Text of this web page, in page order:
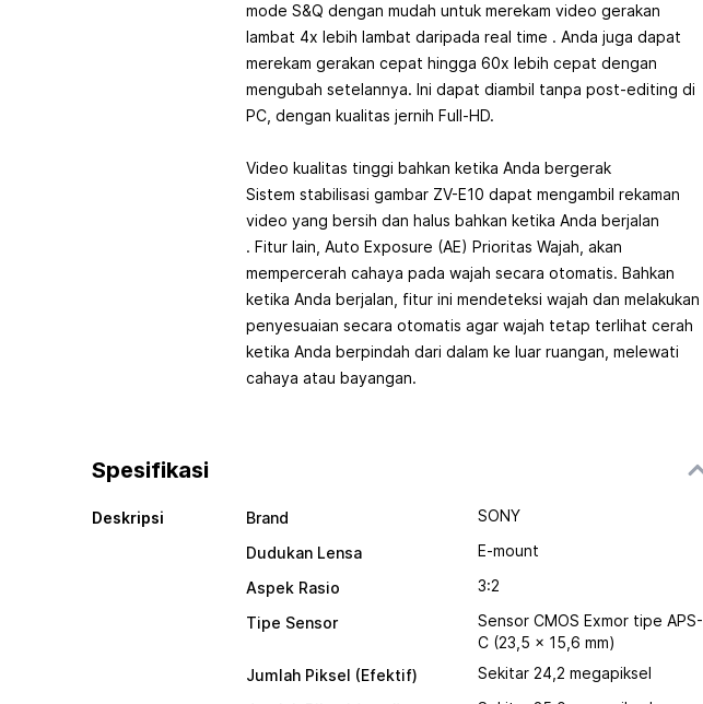
mode S&Q dengan mudah untuk merekam video gerakan
lambat 4x lebih lambat daripada real time . Anda juga dapat
merekam gerakan cepat hingga 60x lebih cepat dengan
mengubah setelannya. Ini dapat diambil tanpa post-editing di
PC, dengan kualitas jernih Full-HD.
Video kualitas tinggi bahkan ketika Anda bergerak
Sistem stabilisasi gambar ZV-E10 dapat mengambil rekaman
video yang bersih dan halus bahkan ketika Anda berjalan
. Fitur lain, Auto Exposure (AE) Prioritas Wajah, akan
mempercerah cahaya pada wajah secara otomatis. Bahkan
ketika Anda berjalan, fitur ini mendeteksi wajah dan melakukan
penyesuaian secara otomatis agar wajah tetap terlihat cerah
ketika Anda berpindah dari dalam ke luar ruangan, melewati
cahaya atau bayangan.
Spesifikasi
Deskripsi Brand
SONY
Dudukan Lensa
E-mount
Aspek Rasio
3:2
Tipe Sensor
Sensor CMOS Exmor tipe APS-
C (23,5 x 15,6 mm)
Jumlah Piksel (Efektif)
Sekitar 24,2 megapiksel